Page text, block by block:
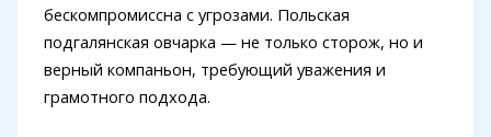
бескомпромиссна с угрозами. Польская
подгалянская овчарка — не только сторож, но и
верный компаньон, требующий уважения и
грамотного подхода.